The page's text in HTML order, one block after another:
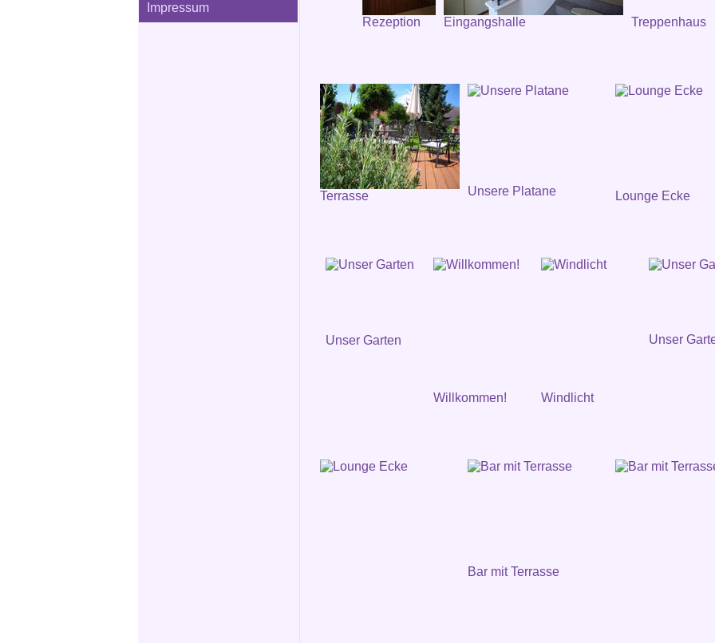
Impressum
Rezeption Eingangshalle Treppenhaus
Terrasse Unsere Platane Lounge Ecke
Unser Garten
Willkommen! Windlicht
Unser
Bar mit Terrasse